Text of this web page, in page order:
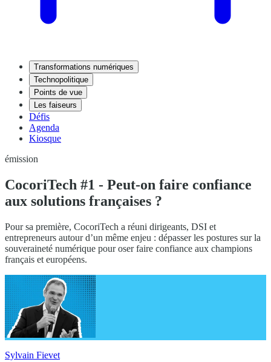
Transformations numériques
Technopolitique
Points de vue
Les faiseurs
Défis
Agenda
Kiosque
émission
CocoriTech #1 - Peut-on faire confiance
aux solutions françaises ?
Pour sa première, CocoriTech a réuni dirigeants, DSI et
entrepreneurs autour d’un même enjeu : dépasser les postures sur la
souveraineté numérique pour oser faire confiance aux champions
français et européens.
Sylvain Fievet